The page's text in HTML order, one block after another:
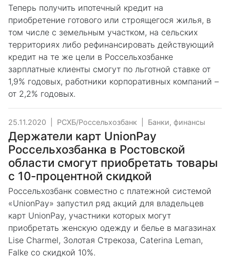
Теперь получить ипотечный кредит на
приобретение готового или строящегося жилья, в
том числе с земельным участком, на сельских
территориях либо рефинансировать действующий
кредит на те же цели в Россельхозбанке
зарплатные клиенты смогут по льготной ставке от
1,9% годовых, работники корпоративных компаний –
от 2,2% годовых.
25.11.2020 РСХБ/Россельхозбанк Банки, финансы
Держатели карт UnionPay
Россельхозбанка в Ростовской
области смогут приобретать товары
с 10-процентной скидкой
Россельхозбанк совместно с платежной системой
«UnionPay» запустил ряд акций для владельцев
карт UnionPay, участники которых могут
приобретать женскую одежду и белье в магазинах
Lise Charmel, Золотая Стрекоза, Caterina Leman,
Falke со скидкой 10%.